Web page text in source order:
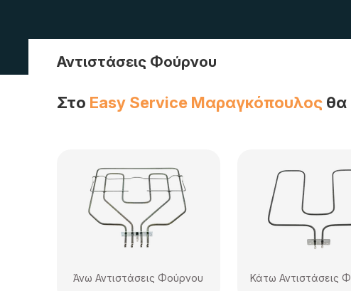
Αντιστάσεις Φούρνου
Στο Easy Service Μαραγκόπουλος θα
Άνω Αντιστάσεις Φούρνου Κάτω Αντιστάσεις